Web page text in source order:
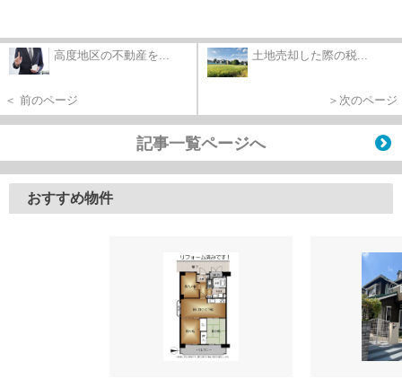
高度地区の不動産を...
＜ 前のページ
土地売却した際の税...
＞次のページ
記事一覧ページへ
おすすめ物件